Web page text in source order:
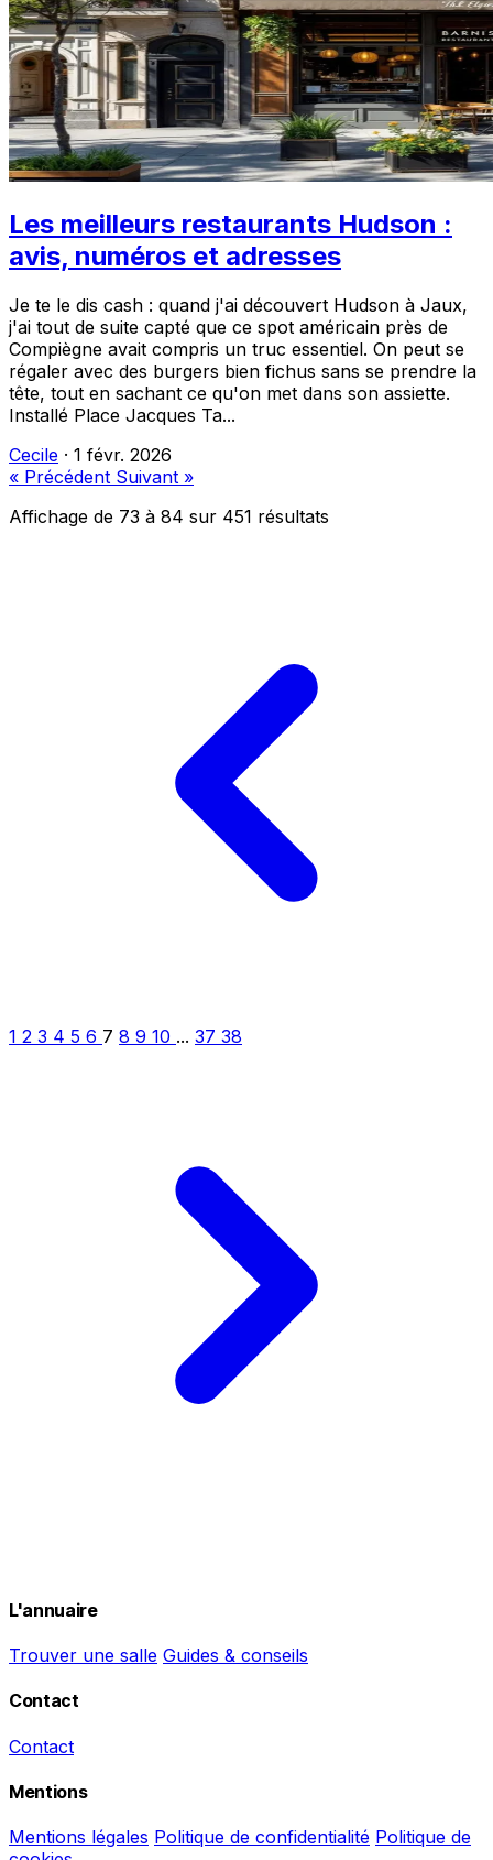
Les meilleurs restaurants Hudson :
avis, numéros et adresses
Je te le dis cash : quand j'ai découvert Hudson à Jaux,
j'ai tout de suite capté que ce spot américain près de
Compiègne avait compris un truc essentiel. On peut se
régaler avec des burgers bien fichus sans se prendre la
tête, tout en sachant ce qu'on met dans son assiette.
Installé Place Jacques Ta...
Cecile · 1 févr. 2026
« Précédent Suivant »
Affichage de 73 à 84 sur 451 résultats
1 2 3 4 5 6 7 8 9 10 ... 37 38
L'annuaire
Trouver une salle Guides & conseils
Contact
Contact
Mentions
Mentions légales Politique de confidentialité Politique de